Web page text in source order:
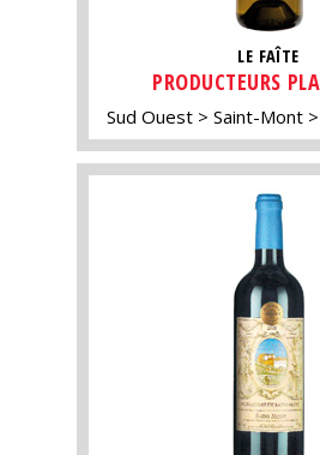
LE FAÎTE
PRODUCTEURS
Sud Ouest Saint-Mont